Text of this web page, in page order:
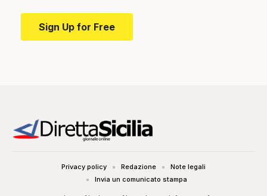
Sign Up for Free
Privacy policy Redazione
Note legali
Invia un comunicato stampa